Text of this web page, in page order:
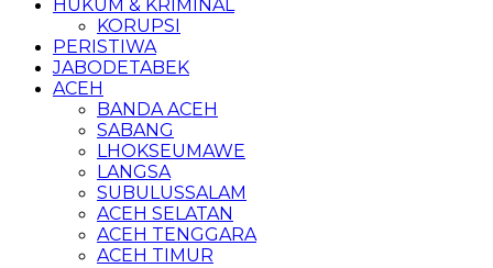
HUKUM & KRIMINAL
KORUPSI
PERISTIWA
JABODETABEK
ACEH
BANDA ACEH
SABANG
LHOKSEUMAWE
LANGSA
SUBULUSSALAM
ACEH SELATAN
ACEH TENGGARA
ACEH TIMUR